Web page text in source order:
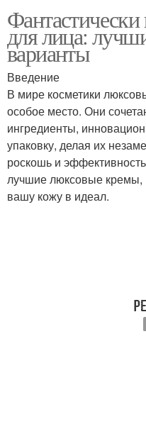
Антивозрастной крем
для лица:
варианты
Введение
В мире косметики
особое место. Они
ингредиенты,
упаковку, делая их
роскошь и
лучшие люксовые кремы,
вашу кожу в идеал.